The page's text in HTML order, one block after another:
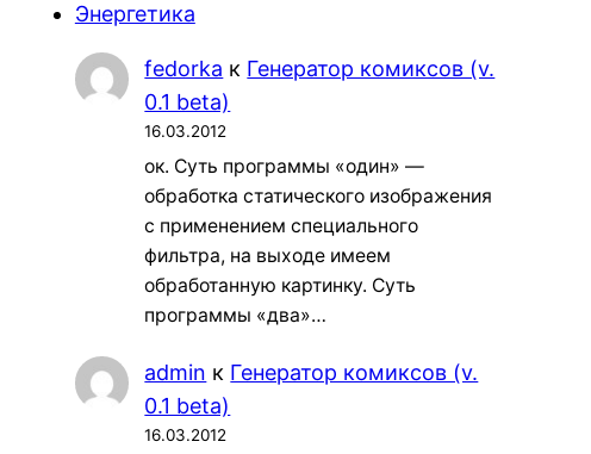
Энергетика
fedorka к Генератор комиксов (v.
0.1 beta)
16.03.2012
ок. Суть программы «один» —
обработка статического изображения
с применением специального
фильтра, на выходе имеем
обработанную картинку. Суть
программы «два»…
admin к Генератор комиксов (v.
0.1 beta)
16.03.2012